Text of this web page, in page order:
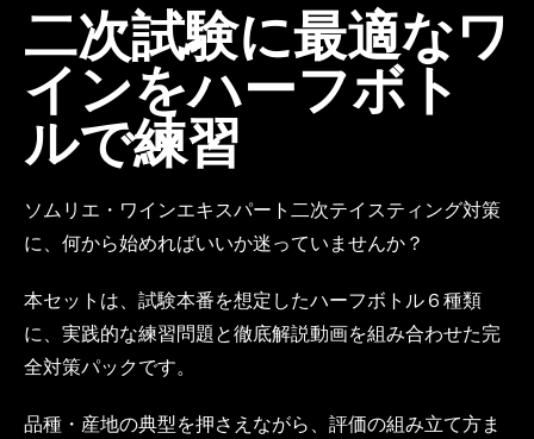
二次試験に最適なワ
インをハーフボト
ルで練習
ソムリエ・ワインエキスパート二次テイスティング対策
に、何から始めればいいか迷っていませんか？
本セットは、試験本番を想定したハーフボトル６種類
に、実践的な練習問題と徹底解説動画を組み合わせた完
全対策パックです。
品種・産地の典型を押さえながら、評価の組み立て方ま